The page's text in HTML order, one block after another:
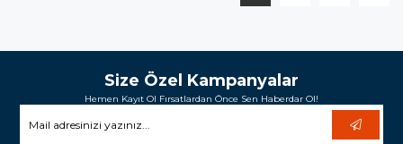
Size Özel Kampanyalar
Hemen Kayıt Ol Fırsatlardan Önce Sen Haberdar Ol!